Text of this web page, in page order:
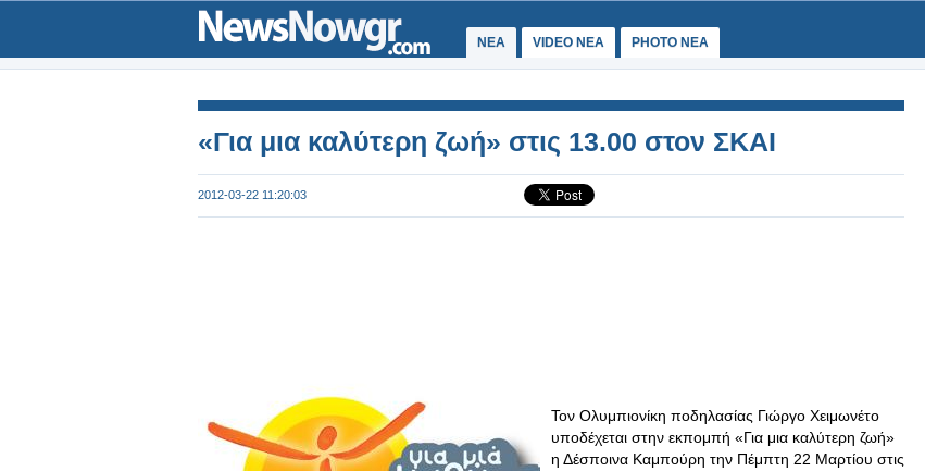
ΝΕΑ VIDEO NEA PHOTO NEA
«Για μια καλύτερη ζωή» στις 13.00 στον ΣΚΑΙ
2012-03-22 11:20:03
Τον Ολυμπιονίκη ποδηλασίας Γιώργο Χειμωνέτο
υποδέχεται στην εκπομπή «Για μια καλύτερη ζωή»
η Δέσποινα Καμπούρη την Πέμπτη 22 Μαρτίου στις